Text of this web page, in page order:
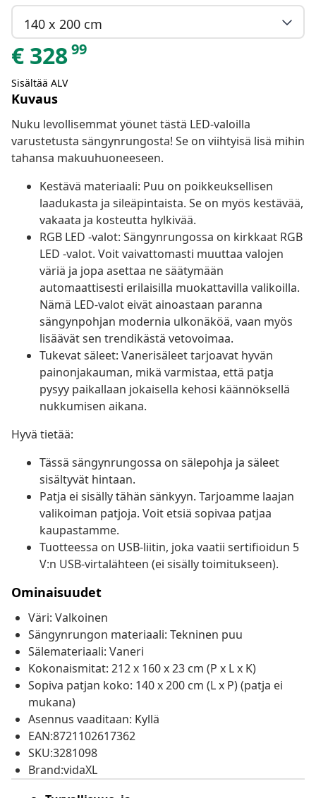
140 x 200 cm
€ 32899
Sisältää ALV
Kuvaus
Nuku levollisemmat yöunet tästä LED-valoilla
varustetusta sängynrungosta! Se on viihtyisä lisä mihin
tahansa makuuhuoneeseen.
Kestävä materiaali: Puu on poikkeuksellisen
laadukasta ja sileäpintaista. Se on myös kestävää,
vakaata ja kosteutta hylkivää.
RGB LED -valot: Sängynrungossa on kirkkaat RGB
LED -valot. Voit vaivattomasti muuttaa valojen
väriä ja jopa asettaa ne säätymään
automaattisesti erilaisilla muokattavilla valikoilla.
Nämä LED-valot eivät ainoastaan paranna
sängynpohjan modernia ulkonäköä, vaan myös
lisäävät sen trendikästä vetovoimaa.
Tukevat säleet: Vanerisäleet tarjoavat hyvän
painonjakauman, mikä varmistaa, että patja
pysyy paikallaan jokaisella kehosi käännöksellä
nukkumisen aikana.
Hyvä tietää:
Tässä sängynrungossa on sälepohja ja säleet
sisältyvät hintaan.
Patja ei sisälly tähän sänkyyn. Tarjoamme laajan
valikoiman patjoja. Voit etsiä sopivaa patjaa
kaupastamme.
Tuotteessa on USB-liitin, joka vaatii sertifioidun 5
V:n USB-virtalähteen (ei sisälly toimitukseen).
Ominaisuudet
Väri: Valkoinen
Sängynrungon materiaali: Tekninen puu
Sälemateriaali: Vaneri
Kokonaismitat: 212 x 160 x 23 cm (P x L x K)
Sopiva patjan koko: 140 x 200 cm (L x P) (patja ei
mukana)
Asennus vaaditaan: Kyllä
EAN:8721102617362
SKU:3281098
Brand:vidaXL